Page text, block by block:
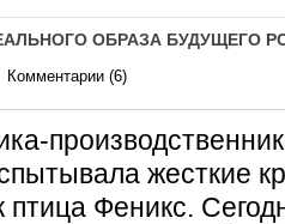
ОБРАЗА БУДУЩЕГО
Комментарии (6)
жесткие
птица Феникс.